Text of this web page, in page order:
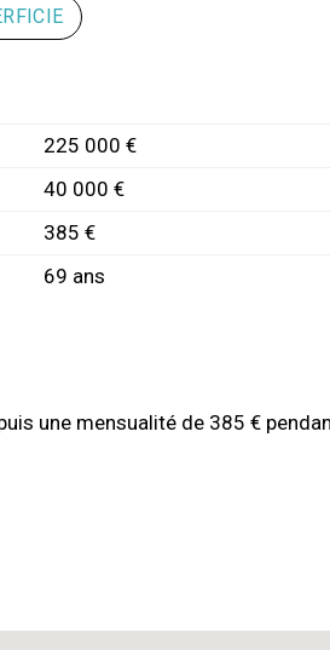
225 000 €
40 000 €
385 €
69 ans
une mensualité de 385 €